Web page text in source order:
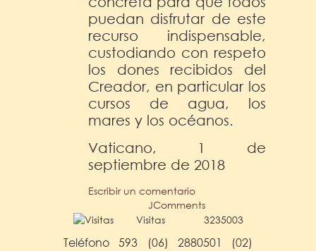
puedan disfrutar de este
recurso indispensable,
custodiando con respeto
los dones recibidos del
Creador, en particular los
cursos de agua, los
mares y los océanos.
Vaticano, 1 de
septiembre de 2018
Escribir un comentario
JComments
Visitas
3235003
Teléfono 593 (06) 2880501 (02)